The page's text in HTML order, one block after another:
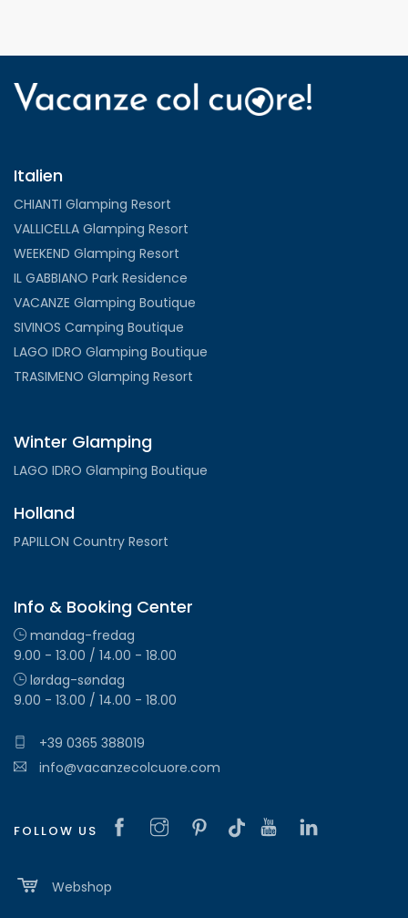
Italien
CHIANTI Glamping Resort
VALLICELLA Glamping Resort
WEEKEND Glamping Resort
IL GABBIANO Park Residence
VACANZE Glamping Boutique
SIVINOS Camping Boutique
LAGO IDRO Glamping Boutique
TRASIMENO Glamping Resort
Winter Glamping
LAGO IDRO Glamping Boutique
Holland
PAPILLON Country Resort
Info & Booking Center
mandag-fredag
9.00 - 13.00 / 14.00 - 18.00
lørdag-søndag
9.00 - 13.00 / 14.00 - 18.00
+39 0365 388019
info@vacanzecolcuore.com
FOLLOW US
Webshop